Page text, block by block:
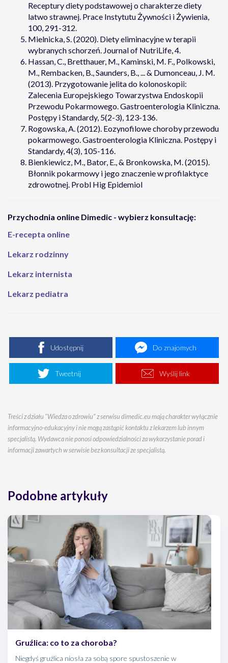
Receptury diety podstawowej o charakterze diety
latwo strawnej. Prace Instytutu Żywności i Żywienia,
100, 291-312.
Mielnicka, S. (2020). Diety eliminacyjne w terapii
wybranych schorzeń. Journal of NutriLife, 4.
Hassan, C., Bretthauer, M., Kaminski, M. F., Polkowski,
M., Rembacken, B., Saunders, B., ... & Dumonceau, J. M.
(2013). Przygotowanie jelita do kolonoskopii:
Zalecenia Europejskiego Towarzystwa Endoskopii
Przewodu Pokarmowego. Gastroenterologia Kliniczna.
Postępy i Standardy, 5(2-3), 123-136.
Rogowska, A. (2012). Eozynofilowe choroby przewodu
pokarmowego. Gastroenterologia Kliniczna. Postępy i
Standardy, 4(3), 105-116.
Bienkiewicz, M., Bator, E., & Bronkowska, M. (2015).
Błonnik pokarmowy i jego znaczenie w profilaktyce
zdrowotnej. Probl Hig Epidemiol
Przychodnia online Dimedic - wybierz konsultację:
E-recepta online
Lekarz rodzinny
Lekarz internista
Lekarz pediatra
Udostępnij Do znajomych
Tweetnij Wyślij link
Treści z działu "Wiedza o zdrowiu" z serwisu dimedic.eu mają charakter wyłącznie
informacyjno-edukacyjny i nie mogą zastąpić kontaktu z lekarzem lub innym
specjalistą. Wydawca nie ponosi odpowiedzialności za wykorzystanie porad i
informacji zawartych w serwisie bez konsultacji ze specjalistą.
Podobne artykuły
Gruźlica: co to za choroba?
Niegdyś gruźlica niosła za sobą spore spustoszenie w